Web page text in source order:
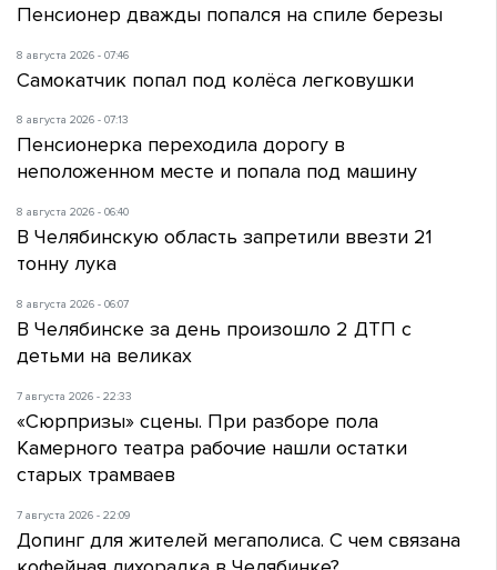
Пенсионер дважды попался на спиле березы
8 августа 2026 - 07:46
Самокатчик попал под колёса легковушки
8 августа 2026 - 07:13
Пенсионерка переходила дорогу в
неположенном месте и попала под машину
8 августа 2026 - 06:40
В Челябинскую область запретили ввезти 21
тонну лука
8 августа 2026 - 06:07
В Челябинске за день произошло 2 ДТП с
детьми на великах
7 августа 2026 - 22:33
«Сюрпризы» сцены. При разборе пола
Камерного театра рабочие нашли остатки
старых трамваев
7 августа 2026 - 22:09
Допинг для жителей мегаполиса. С чем связана